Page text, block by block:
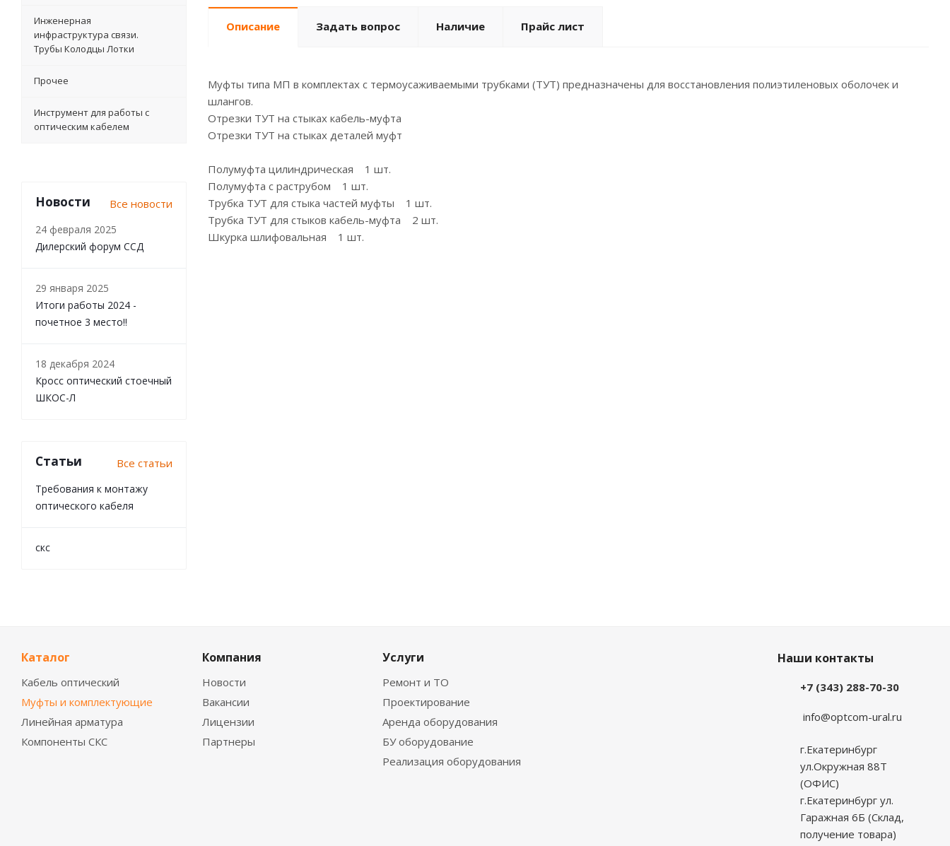
Описание Задать вопрос Наличие Прайс лист
Муфты типа МП в комплектах с термоусаживаемыми трубками (ТУТ) предназначены для восстановления полиэтиленовых оболочек и
шлангов.
Отрезки ТУТ на стыках кабель-муфта
Отрезки ТУТ на стыках деталей муфт
Полумуфта цилиндрическая 1 шт.
Полумуфта с раструбом 1 шт.
Трубка ТУТ для стыка частей муфты 1 шт.
Трубка ТУТ для стыков кабель-муфта 2 шт.
Шкурка шлифовальная 1 шт.
Инженерная
инфраструктура связи.
Трубы Колодцы Лотки
Прочее
Инструмент для работы с
оптическим кабелем
Новости Все новости
24 февраля 2025
Дилерский форум ССД
29 января 2025
Итоги работы 2024 -
почетное 3 место!!
18 декабря 2024
Кросс оптический стоечный
ШКОС-Л
Статьи Все статьи
Требования к монтажу
оптического кабеля
скс
Каталог
Кабель оптический
Муфты и комплектующие
Линейная арматура
Компоненты СКС
Компания
Новости
Вакансии
Лицензии
Партнеры
Услуги
Ремонт и ТО
Проектирование
Аренда оборудования
БУ оборудование
Реализация оборудования
Наши контакты
+7 (343) 288-70-30
info@optcom-ural.ru
г.Екатеринбург
ул.Окружная 88Т
(ОФИС)
г.Екатеринбург ул.
Гаражная 6Б (Склад,
получение товара)